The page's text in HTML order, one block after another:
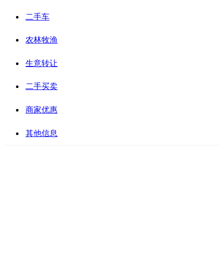
二手车
农林牧渔
生意转让
二手买卖
商家优惠
其他信息